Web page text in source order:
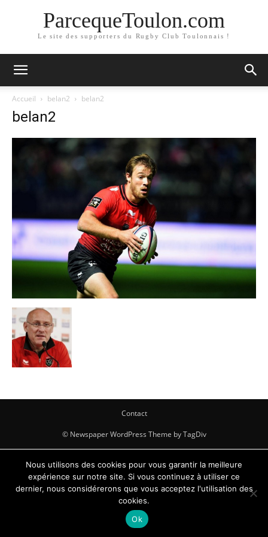
ParcequeToulon.com
Le site des supporters du Rugby Club Toulonnais !
Accueil belan2 belan2
belan2
Contact
© Newspaper WordPress Theme by TagDiv
Nous utilisons des cookies pour vous garantir la meilleure
expérience sur notre site. Si vous continuez à utiliser ce
dernier, nous considérerons que vous acceptez l'utilisation des
cookies.
Ok